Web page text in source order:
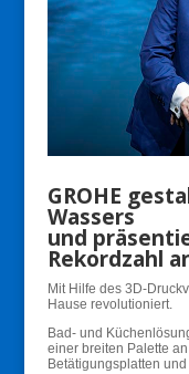
GROHE
Wassers
und
Rekordzahl
Mit Hilfe des 3D-
Hause revolutioniert.
Bad- und
einer breiten Palette
Betätigungsplatten